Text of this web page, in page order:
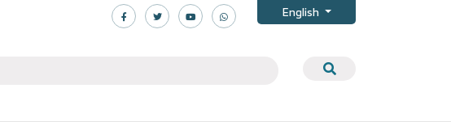
English